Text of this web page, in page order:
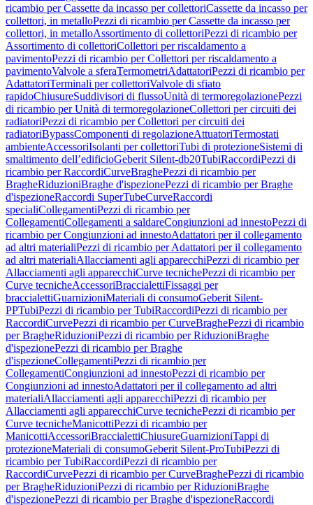
ricambio per Cassette da incasso per collettoriCassette da incasso per
collettori, in metalloPezzi di ricambio per Cassette da incasso per
collettori, in metalloAssortimento di collettoriPezzi di ricambio per
Assortimento di collettoriCollettori per riscaldamento a
pavimentoPezzi di ricambio per Collettori per riscaldamento a
pavimentoValvole a sferaTermometriAdattatoriPezzi di ricambio per
AdattatoriTerminali per collettoriValvole di sfiato
rapidoChiusureSuddivisori di flussoUnità di termoregolazionePezzi
di ricambio per Unità di termoregolazioneCollettori per circuiti dei
radiatoriPezzi di ricambio per Collettori per circuiti dei
radiatoriBypassComponenti di regolazioneAttuatoriTermostati
ambienteAccessoriIsolanti per collettoriTubi di protezioneSistemi di
smaltimento dell’edificioGeberit Silent-db20TubiRaccordiPezzi di
ricambio per RaccordiCurveBraghePezzi di ricambio per
BragheRiduzioniBraghe d'ispezionePezzi di ricambio per Braghe
d'ispezioneRaccordi SuperTubeCurveRaccordi
specialiCollegamentiPezzi di ricambio per
CollegamentiCollegamenti a saldareCongiunzioni ad innestoPezzi di
ricambio per Congiunzioni ad innestoAdattatori per il collegamento
ad altri materialiPezzi di ricambio per Adattatori per il collegamento
ad altri materialiAllacciamenti agli apparecchiPezzi di ricambio per
Allacciamenti agli apparecchiCurve tecnichePezzi di ricambio per
Curve tecnicheAccessoriBraccialettiFissaggi per
braccialettiGuarnizioniMateriali di consumoGeberit Silent-
PPTubiPezzi di ricambio per TubiRaccordiPezzi di ricambio per
RaccordiCurvePezzi di ricambio per CurveBraghePezzi di ricambio
per BragheRiduzioniPezzi di ricambio per RiduzioniBraghe
d'ispezionePezzi di ricambio per Braghe
d'ispezioneCollegamentiPezzi di ricambio per
CollegamentiCongiunzioni ad innestoPezzi di ricambio per
Congiunzioni ad innestoAdattatori per il collegamento ad altri
materialiAllacciamenti agli apparecchiPezzi di ricambio per
Allacciamenti agli apparecchiCurve tecnichePezzi di ricambio per
Curve tecnicheManicottiPezzi di ricambio per
ManicottiAccessoriBraccialettiChiusureGuarnizioniTappi di
protezioneMateriali di consumoGeberit Silent-ProTubiPezzi di
ricambio per TubiRaccordiPezzi di ricambio per
RaccordiCurvePezzi di ricambio per CurveBraghePezzi di ricambio
per BragheRiduzioniPezzi di ricambio per RiduzioniBraghe
d'ispezionePezzi di ricambio per Braghe d'ispezioneRaccordi